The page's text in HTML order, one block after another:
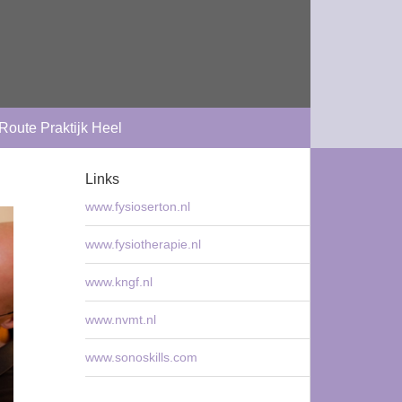
Route Praktijk Heel
Links
www.fysioserton.nl
www.fysiotherapie.nl
www.kngf.nl
www.nvmt.nl
www.sonoskills.com